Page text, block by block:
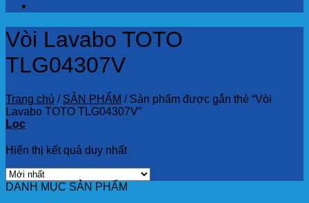
Vòi Lavabo TOTO
TLG04307V
Trang chủ / SẢN PHẨM /Sản phẩm được gắn thẻ “Vòi
Lavabo TOTO TLG04307V”
Lọc
Hiển thị kết quả duy nhất
DANH MỤC SẢN PHẨM